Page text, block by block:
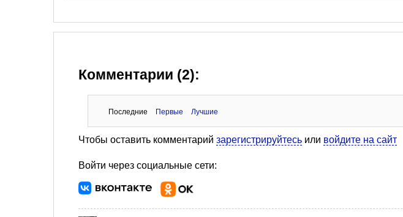
Комментарии (2):
Последние Первые Лучшие
Чтобы оставить комментарий зарегистрируйтесь или войдите на сайт
Войти через социальные сети: